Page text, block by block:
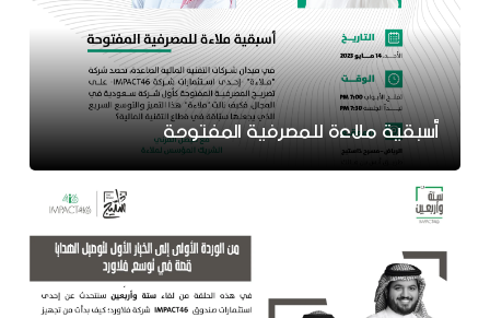
أسبقية ملاءة للمصرفية المفتوحة